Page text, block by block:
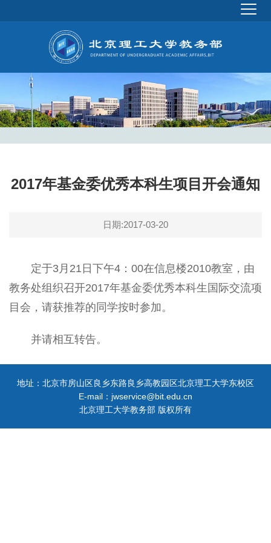
2017年基金委优秀本科生项目开会通知
日期:2017-03-20
定于3月21日下午4：00在信息楼2010教室，由
教务处组织召开2017年基金委优秀本科生国际交流项
目会，请获推荐的同学按时参加。
并请相互转告。
地址：北京市房山区良乡东路良乡高教园区北京理工大学东校区
E-mail：jwservice@bit.edu.cn
北京理工大学教务部 版权所有